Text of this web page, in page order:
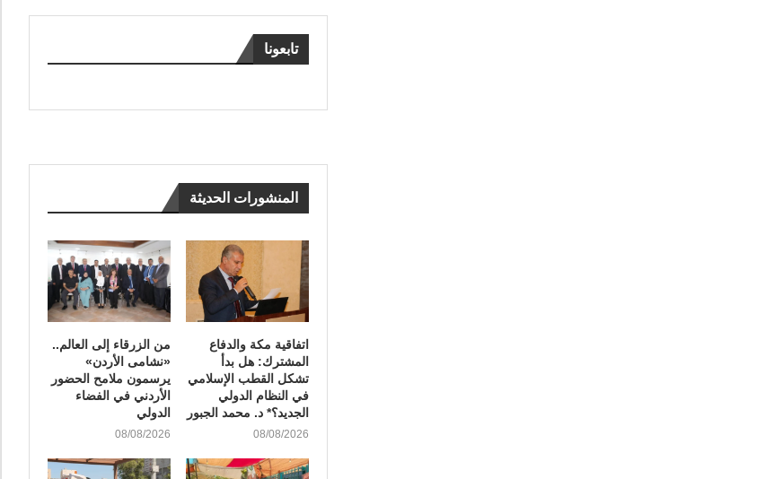
تابعونا
المنشورات الحديثة
اتفاقية مكة والدفاع
المشترك: هل بدأ
تشكل القطب الإسلامي
في النظام الدولي
الجديد؟* د. محمد الجبور
08/08/2026
من الزرقاء إلى العالم..
«نشامى الأردن»
يرسمون ملامح الحضور
الأردني في الفضاء
الدولي
08/08/2026